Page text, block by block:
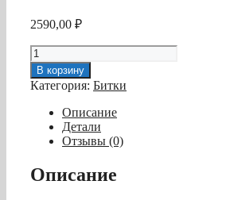
2590,00 ₽
Количество
товара
Шар
68
"Aramith
Premier"
3
В корзину
Категория: Битки
Описание
Детали
Отзывы (0)
Описание